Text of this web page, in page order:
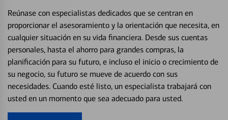
Reúnase con especialistas dedicados que se centran en
proporcionar el asesoramiento y la orientación que necesita, en
cualquier situación en su vida financiera. Desde sus cuentas
personales, hasta el ahorro para grandes compras, la
planificación para su futuro, e incluso el inicio o crecimiento de
su negocio, su futuro se mueve de acuerdo con sus
necesidades. Cuando esté listo, un especialista trabajará con
usted en un momento que sea adecuado para usted.